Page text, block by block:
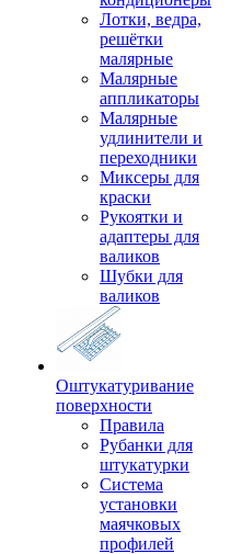
Лотки, ведра,
решётки
малярные
Малярные
аппликаторы
Малярные
удлинители и
переходники
Миксеры для
краски
Рукоятки и
адаптеры для
валиков
Шубки для
валиков
Оштукатуривание
поверхности
Правила
Рубанки для
штукатурки
Система
установки
маячковых
профилей